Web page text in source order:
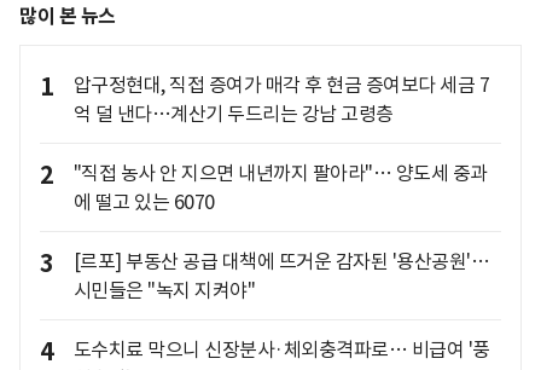
많이 본 뉴스
1
압구정현대, 직접 증여가 매각 후 현금 증여보다 세금 7
억 덜 낸다…계산기 두드리는 강남 고령층
2
"직접 농사 안 지으면 내년까지 팔아라"… 양도세 중과
에 떨고 있는 6070
3
[르포] 부동산 공급 대책에 뜨거운 감자된 '용산공원'…
시민들은 "녹지 지켜야"
4
도수치료 막으니 신장분사·체외충격파로… 비급여 '풍